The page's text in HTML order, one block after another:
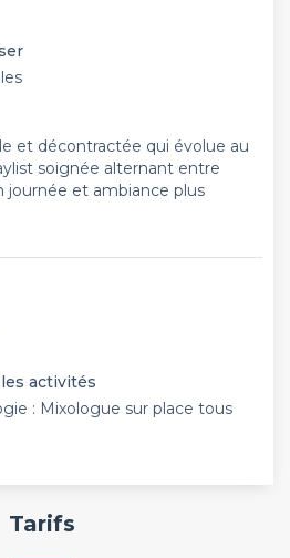
et décontractée qui évolue au
soignée alternant entre
journée et ambiance plus
activités
: Mixologue sur place tous
Tarifs